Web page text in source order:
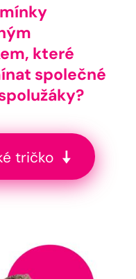
které
společné
tričko